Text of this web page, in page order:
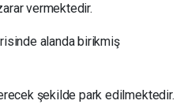
vermektedir.
alanda birikmiş
şekilde park edilmektedir.